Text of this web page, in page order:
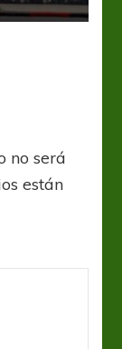
no será
están